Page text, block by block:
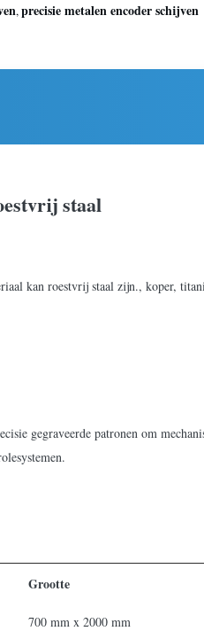
,precisie metalen encoder schijven
staal
kan roestvrij staal zijn., koper,
gegraveerde patronen om
Grootte
700 mm x 2000 mm